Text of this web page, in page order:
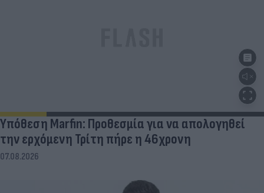
Υπόθεση Marfin: Προθεσμία για να απολογηθεί
την ερχόμενη Τρίτη πήρε η 46χρονη
07.08.2026